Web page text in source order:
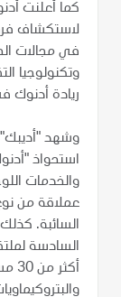
كما أعلنت
لاستكشاف
في مجالات
وتكنولوجيا
ريادة أدنوك
وشهد "أديبك"
استحواذ
والخدمات
عملاقة من
السائبة.
السادسة